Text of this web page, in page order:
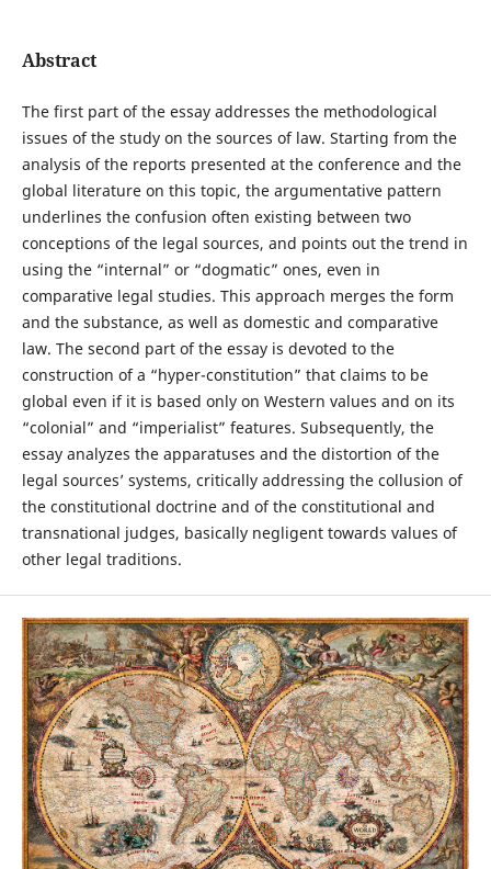
Abstract
The first part of the essay addresses the methodological
issues of the study on the sources of law. Starting from the
analysis of the reports presented at the conference and the
global literature on this topic, the argumentative pattern
underlines the confusion often existing between two
conceptions of the legal sources, and points out the trend in
using the “internal” or “dogmatic” ones, even in
comparative legal studies. This approach merges the form
and the substance, as well as domestic and comparative
law. The second part of the essay is devoted to the
construction of a “hyper-constitution” that claims to be
global even if it is based only on Western values and on its
“colonial” and “imperialist” features. Subsequently, the
essay analyzes the apparatuses and the distortion of the
legal sources’ systems, critically addressing the collusion of
the constitutional doctrine and of the constitutional and
transnational judges, basically negligent towards values of
other legal traditions.